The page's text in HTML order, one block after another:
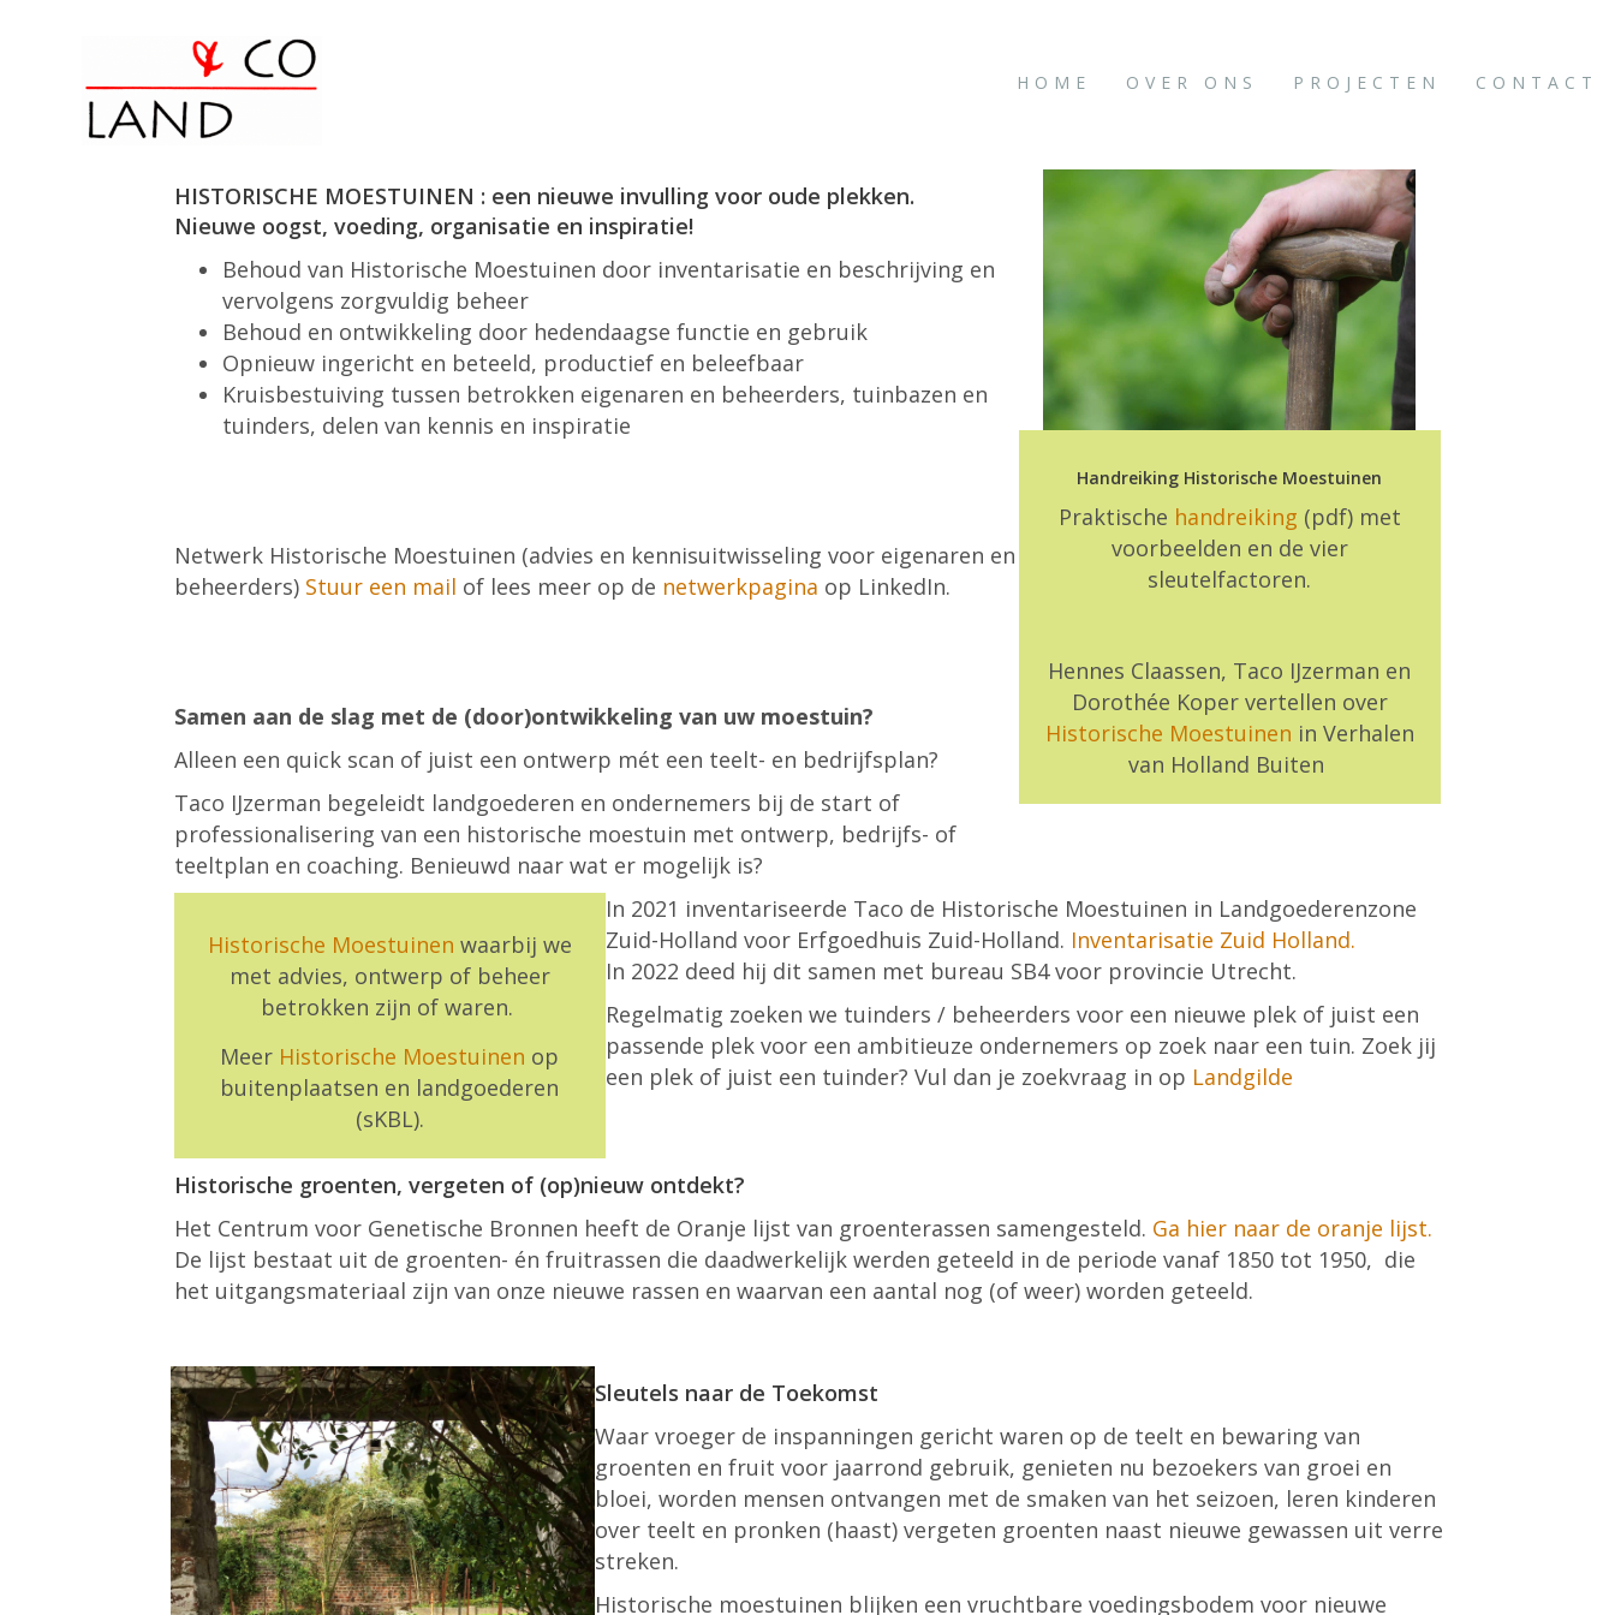
HOME OVER ONS PROJECTEN CONTACT
HISTORISCHE MOESTUINEN : een nieuwe invulling voor oude plekken.
Nieuwe oogst, voeding, organisatie en inspiratie!
Behoud van Historische Moestuinen door inventarisatie en beschrijving en
vervolgens zorgvuldig beheer
Behoud en ontwikkeling door hedendaagse functie en gebruik
Opnieuw ingericht en beteeld, productief en beleefbaar
Kruisbestuiving tussen betrokken eigenaren en beheerders, tuinbazen en
tuinders, delen van kennis en inspiratie
Netwerk Historische Moestuinen (advies en kennisuitwisseling voor eigenaren en
beheerders) Stuur een mail of lees meer op de netwerkpagina op LinkedIn.
Samen aan de slag met de (door)ontwikkeling van uw moestuin?
Alleen een quick scan of juist een ontwerp mét een teelt- en bedrijfsplan?
Taco IJzerman begeleidt landgoederen en ondernemers bij de start of
professionalisering van een historische moestuin met ontwerp, bedrijfs- of
teeltplan en coaching. Benieuwd naar wat er mogelijk is?
Handreiking Historische Moestuinen
Praktische handreiking (pdf) met
voorbeelden en de vier
sleutelfactoren.
Hennes Claassen, Taco IJzerman en
Dorothée Koper vertellen over
Historische Moestuinen in Verhalen
van Holland Buiten
Historische Moestuinen waarbij we
met advies, ontwerp of beheer
betrokken zijn of waren.
Meer Historische Moestuinen op
buitenplaatsen en landgoederen
(sKBL).
In 2021 inventariseerde Taco de Historische Moestuinen in Landgoederenzone
Zuid-Holland voor Erfgoedhuis Zuid-Holland. Inventarisatie Zuid Holland.
In 2022 deed hij dit samen met bureau SB4 voor provincie Utrecht.
Regelmatig zoeken we tuinders / beheerders voor een nieuwe plek of juist een
passende plek voor een ambitieuze ondernemers op zoek naar een tuin. Zoek jij
een plek of juist een tuinder? Vul dan je zoekvraag in op Landgilde
Historische groenten, vergeten of (op)nieuw ontdekt?
Het Centrum voor Genetische Bronnen heeft de Oranje lijst van groenterassen samengesteld. Ga hier naar de oranje lijst.
De lijst bestaat uit de groenten- én fruitrassen die daadwerkelijk werden geteeld in de periode vanaf 1850 tot 1950, die
het uitgangsmateriaal zijn van onze nieuwe rassen en waarvan een aantal nog (of weer) worden geteeld.
Sleutels naar de Toekomst
Waar vroeger de inspanningen gericht waren op de teelt en bewaring van
groenten en fruit voor jaarrond gebruik, genieten nu bezoekers van groei en
bloei, worden mensen ontvangen met de smaken van het seizoen, leren kinderen
over teelt en pronken (haast) vergeten groenten naast nieuwe gewassen uit verre
streken.
Historische moestuinen blijken een vruchtbare voedingsbodem voor nieuwe